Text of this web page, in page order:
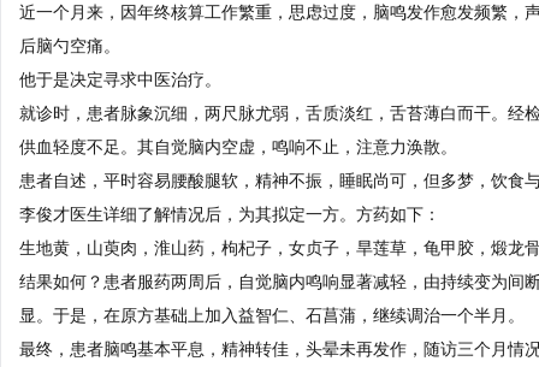
近一个月来，因年终核算工作繁重，思虑过度，脑鸣发作愈发频繁，
后脑勺空痛。
他于是决定寻求中医治疗。
就诊时，患者脉象沉细，两尺脉尤弱，舌质淡红，舌苔薄白而干。
供血轻度不足。其自觉脑内空虚，鸣响不止，注意力涣散。
患者自述，平时容易腰酸腿软，精神不振，睡眠尚可，但多梦，饮食
李俊才医生详细了解情况后，为其拟定一方。方药如下：
生地黄，山萸肉，淮山药，枸杞子，女贞子，旱莲草，龟甲胶，煅龙
结果如何？患者服药两周后，自觉脑内鸣响显著减轻，由持续变为间
显。于是，在原方基础上加入益智仁、石菖蒲，继续调治一个半月。
最终，患者脑鸣基本平息，精神转佳，头晕未再发作，随访三个月情